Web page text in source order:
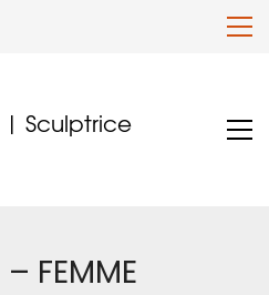
| Sculptrice
– FEMME